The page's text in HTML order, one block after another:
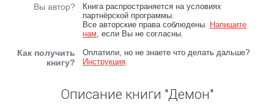
Вы автор?
Книга распространяется на условиях
партнёрской программы.
Все авторские права соблюдены. Напишите
нам, если Вы не согласны.
Как получить
книгу?
Оплатили, но не знаете что делать дальше?
Инструкция.
Описание книги "Демон"